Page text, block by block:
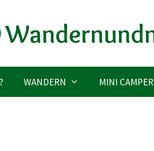
WANDERN MINI CAMPER